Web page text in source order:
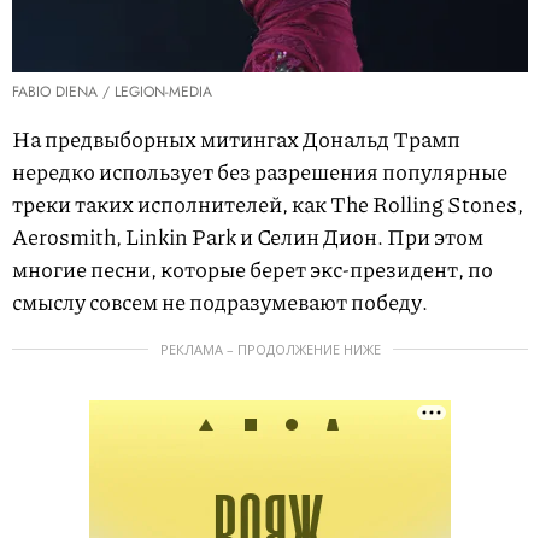
FABIO DIENA / LEGION-MEDIA
На предвыборных митингах Дональд Трамп
нередко использует без разрешения популярные
треки таких исполнителей, как The Rolling Stones,
Aerosmith, Linkin Park и Селин Дион. При этом
многие песни, которые берет экс-президент, по
смыслу совсем не подразумевают победу.
РЕКЛАМА – ПРОДОЛЖЕНИЕ НИЖЕ